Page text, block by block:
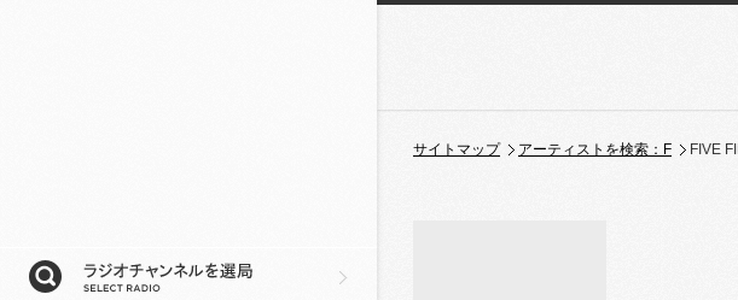
サイトマップ アーティストを検索：F FIVE